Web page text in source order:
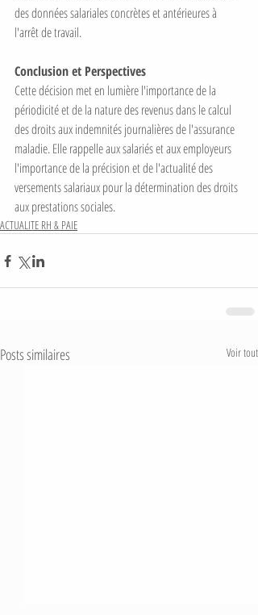
des données salariales concrètes et antérieures à
l'arrêt de travail.
Conclusion et Perspectives
Cette décision met en lumière l'importance de la
périodicité et de la nature des revenus dans le calcul
des droits aux indemnités journalières de l'assurance
maladie. Elle rappelle aux salariés et aux employeurs
l'importance de la précision et de l'actualité des
versements salariaux pour la détermination des droits
aux prestations sociales.
ACTUALITE RH & PAIE
Posts similaires Voir tout